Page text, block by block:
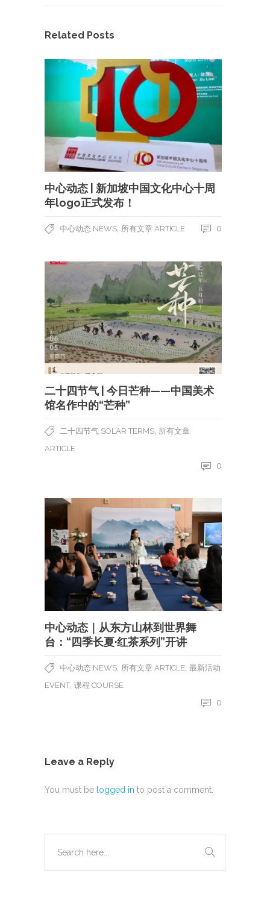
Related Posts
中心动态 | 新加坡中国文化中心十周
年logo正式发布！
中心动态 NEWS 所有文章 ARTICLE 0
二十四节气 | 今日芒种——中国美术
馆名作中的“芒种”
二十四节气 SOLAR TERMS 所有文章
ARTICLE
0
中心动态｜从东方山林到世界舞
台：“四季长夏·红茶系列”开讲
中心动态 NEWS 所有文章 ARTICLE 最新活动
EVENT 课程 COURSE
0
Leave a Reply
You must be logged in to post a comment.